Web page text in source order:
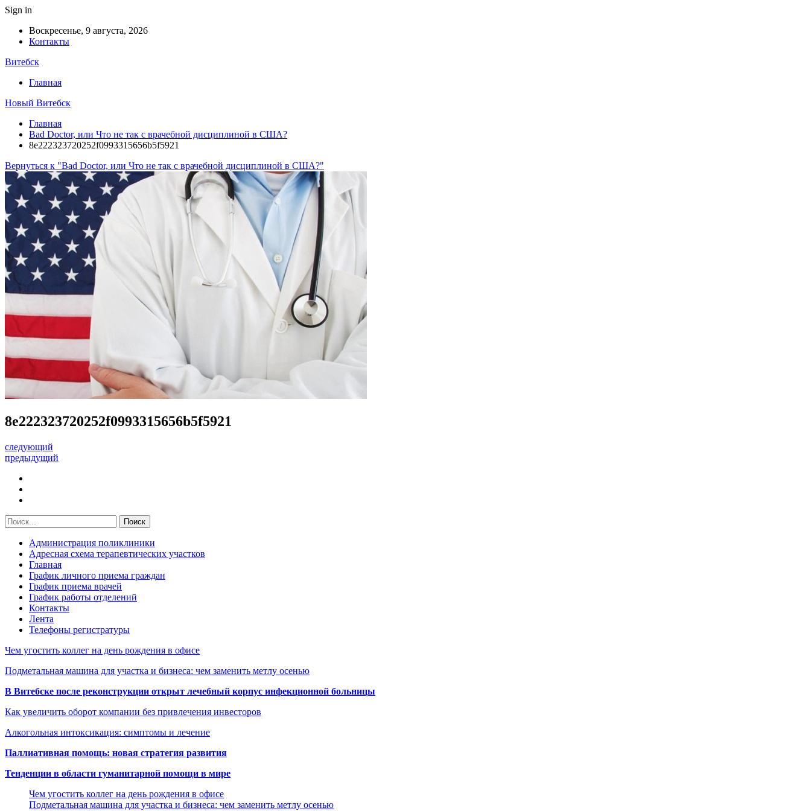
Sign in
Воскресенье, 9 августа, 2026
Контакты
Витебск
Главная
Новый Витебск
Главная
Bad Doctor, или Что не так с врачебной дисциплиной в США?
8e222323720252f0993315656b5f5921
Вернуться к "Bad Doctor, или Что не так с врачебной дисциплиной в США?"
8e222323720252f0993315656b5f5921
следующий
предыдущий
Администрация поликлиники
Адресная схема терапевтических участков
Главная
График личного приема граждан
График приема врачей
График работы отделений
Контакты
Лента
Телефоны регистратуры
Чем угостить коллег на день рождения в офисе
Подметальная машина для участка и бизнеса: чем заменить метлу осенью
В Витебске после реконструкции открыт лечебный корпус инфекционной больницы
Как увеличить оборот компании без привлечения инвесторов
Алкогольная интоксикация: симптомы и лечение
Паллиативная помощь: новая стратегия развития
Тенденции в области гуманитарной помощи в мире
Чем угостить коллег на день рождения в офисе
Подметальная машина для участка и бизнеса: чем заменить метлу осенью